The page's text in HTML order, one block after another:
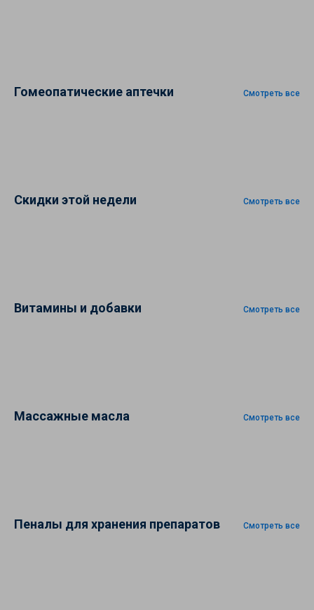
Гомеопатические аптечки Смотреть все
Скидки этой недели Смотреть все
Витамины и добавки Смотреть все
Массажные масла Смотреть все
Пеналы для хранения препаратов Смотреть все